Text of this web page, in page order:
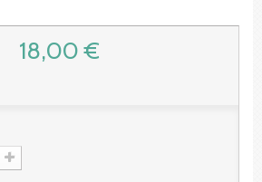
18,00 €